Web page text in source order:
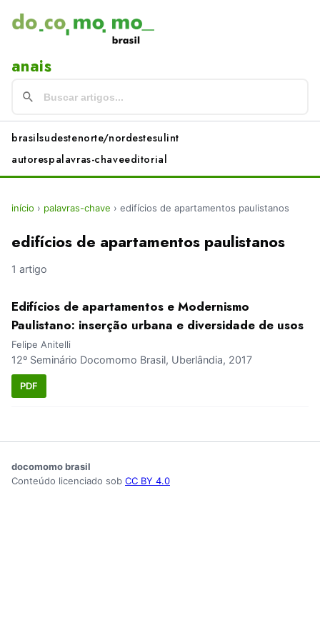
anais
brasilsudestenorte/nordestesulint
autorespalavras-chaveeditorial
início › palavras-chave › edifícios de apartamentos paulistanos
edifícios de apartamentos paulistanos
1 artigo
Edifícios de apartamentos e Modernismo
Paulistano: inserção urbana e diversidade de usos
Felipe Anitelli
12º Seminário Docomomo Brasil, Uberlândia, 2017
PDF
docomomo brasil
Conteúdo licenciado sob CC BY 4.0